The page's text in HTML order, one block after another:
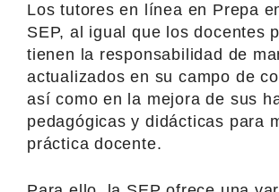
Los tutores en línea en Prepa
SEP, al igual que los docentes
tienen la responsabilidad de
actualizados en su campo de
así como en la mejora de sus
pedagógicas y didácticas para
práctica docente.